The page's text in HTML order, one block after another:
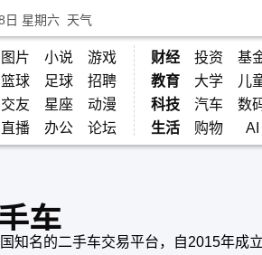
日 星期六 天气
图片 小说
游戏
篮球 足球
招聘
交友 星座
动漫
直播 办公 论坛
财经 投资 基
教育
大学 儿
科技
汽车 数
生活
购物 AI
车
知名的二手车交易平台，自2015年成